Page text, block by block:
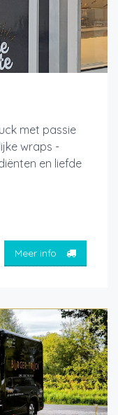
met passie
wraps -
en liefde
Meer info